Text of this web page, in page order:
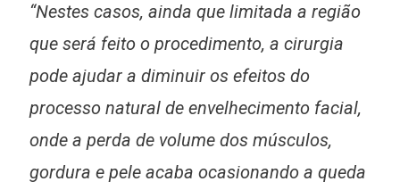
“Nestes casos, ainda que limitada a região
que será feito o procedimento, a cirurgia
pode ajudar a diminuir os efeitos do
processo natural de envelhecimento facial,
onde a perda de volume dos músculos,
gordura e pele acaba ocasionando a queda